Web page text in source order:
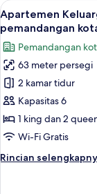
Tempat
Tidur
Queen,
pemandangan
kota
Lihat
semua
foto
untuk
Apartemen
Keluarga,
2
kamar
tidur,
Asap
18
Apartemen
pemandangan
Pemandangan
63 meter persegi
2 kamar tidur
Kapasitas 6
1 king dan 2
Wi-Fi Gratis
Rincian
Rincian